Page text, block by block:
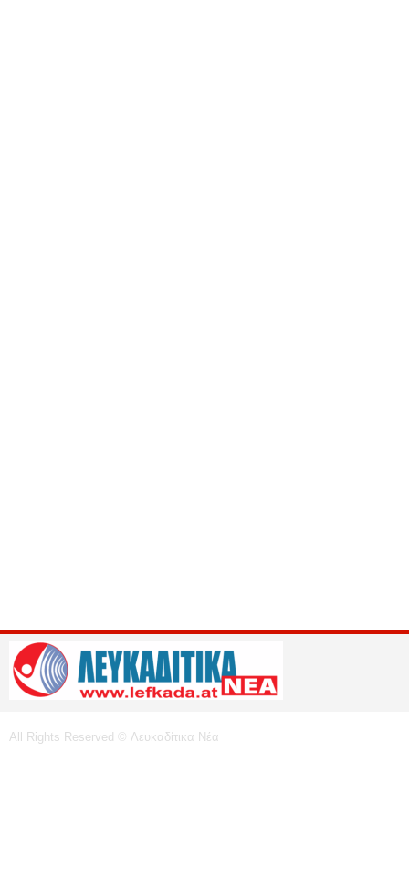
All Rights Reserved © Λευκαδίτικα Νέα